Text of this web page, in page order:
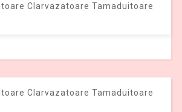
Clarvazatoare Tamaduitoare
Clarvazatoare Tamaduitoare